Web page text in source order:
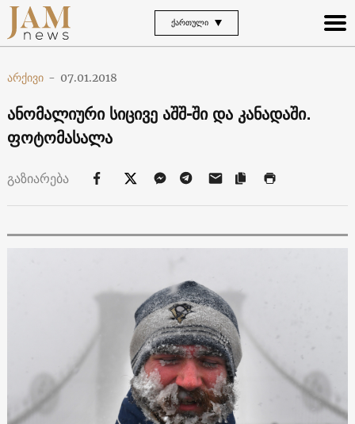
ᲥᲐᲠᲗᲣᲚᲘ
არქივი - 07.01.2018
ანომალიური სიცივე აშშ-ში და კანადაში.
ფოტომასალა
გაზიარება